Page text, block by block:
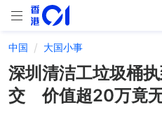
中国 大国小事
深圳清洁工垃圾桶
交 价值超20万竟